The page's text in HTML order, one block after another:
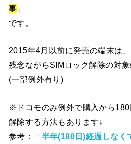
事 」
です。
2015年4月以前に発売の端末は、
残念ながらSIMロック解除の対象
(一部例外有り)
※ドコモのみ例外で購入から
解除する方法もあります↓
参考：「半年(180日)経過しなく